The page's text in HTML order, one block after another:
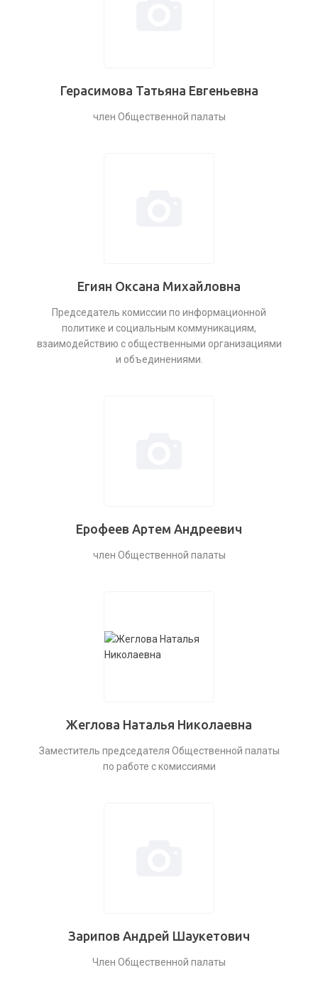
Герасимова Татьяна Евгеньевна
член Общественной палаты
Егиян Оксана Михайловна
Председатель комиссии по информационной
политике и социальным коммуникациям,
взаимодействию с общественными организациями
и объединениями.
Ерофеев Артем Андреевич
член Общественной палаты
Жеглова Наталья Николаевна
Заместитель председателя Общественной палаты
по работе с комиссиями
Зарипов Андрей Шаукетович
Член Общественной палаты